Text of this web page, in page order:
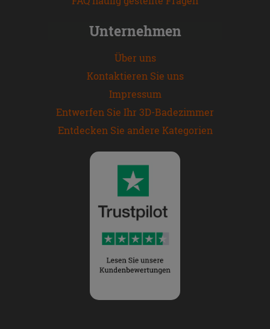
Unternehmen
Über uns
Kontaktieren Sie uns
Impressum
Entwerfen Sie Ihr 3D-Badezimmer
Entdecken Sie andere Kategorien